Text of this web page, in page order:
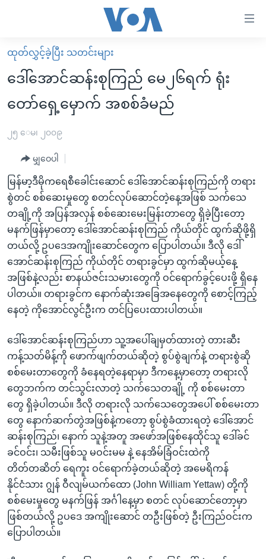
လွယ်ကူ
စေ
သည့်
များ
အကြောင်းအရာ
သို့
ကျော်
ကြည့်
ညွန်း
စာမျက်နှာ
ကျော်
ကြည့်
နေရာ
ကျော်
မူလစာမျက်နှာ
မြန်မာ
ကမ္ဘာ့သတင်းများ
အစ္စရေး-ပါလက်စတိုင်း
ရပ်ဝန်းတခု လမ်းတခု အလွန်
အင်္ဂလိပ်စာလေ့လာမယ်
အမေရိကန်သုံးအီဒီယံ
မကြေးမုံရဲ့ အင်္ဂလိပ်စာ
ရုပ်ရှင်ထဲက အင်္ဂလိပ်စာ
သုတပဒေသာ အင်္ဂလိပ်စာ
အပတ်စဉ်ကဏ္ဍများ
ရေဒီယို
တီဗွီ
ရေဒီယိုနှင့်ရုပ်သံ အချက်အလက်များ
ရေဒီယို/တီဗွီအစီအစဉ်
Learning English
ဗွီအိုအေ လူမှုကွန်ယက်များ
ဘာသာစကားများ
ထုတ်လွှင့်ခဲ့ပြီး သတင်းများ
ဒေါ်အောင်ဆန်းစုကြည် မေ၂၆ရက် ရုံး
တော်ရှေ့မှောက် အစစ်ခံမည်
၂၅ ေမ၊ ၂၀၀၉
မျှဝေပါ
မြန်မာ့ဒီမိုကရေစီခေါင်းဆောင် ဒေါ်အောင်ဆန်းစုကြည်ကို တရား
စွဲတင် စစ်ဆေးမှုတွေ စတင်လုပ်ဆောင်တဲ့နေ့အဖြစ် သက်သေ
တချို့ကို အပြန်အလှန် စစ်ဆေးမေးမြန်းတာတွေ ရှိခဲ့ပြီးတော့
မနက်ဖြန်မှာတော့ ဒေါ်အောင်ဆန်းစုကြည် ကိုယ်တိုင် ထွက်ဆိုဖို့ရှိ
တယ်လို့ ဥပဒေအကျိုးဆောင်တွေက ပြောပါတယ်။ ဒီလို ဒေါ်
အောင်ဆန်းစုကြည် ကိုယ်တိုင် တရားခွင်မှာ ထွက်ဆိုမယ့်နေ့
အဖြစ်နဲ့လည်း စာနယ်ဇင်းသမားတွေကို ဝင်ရောက်ခွင့်ပေးဖို့ ရှိနေ
ပါတယ်။ တရားခွင်က နောက်ဆုံးအခြေအနေတွေကို စောင့်ကြည့်
နေတဲ့ ကိုအောင်လွင်ဦးက တင်ပြပေးထားပါတယ်။
ဒေါ်အောင်ဆန်းစုကြည်ဟာ သူ့အပေါ်ချမှတ်ထားတဲ့ တားဆီး
ကန့်သတ်မိန့်ကို ဖောက်ဖျက်တယ်ဆိုတဲ့ စွပ်စွဲချက်နဲ့ တရားစွဲဆို
စစ်မေးတာတွေကို ခံနေရတဲ့နေရာမှာ ဒီကနေ့မှာတော့ တရားလို
တွေဘက်က တင်သွင်းလာတဲ့ သက်သေတချို့ ကို စစ်မေးတာ
တွေ ရှိခဲ့ပါတယ်။ ဒီလို တရားလို သက်သေတွေအပေါ် စစ်မေးတာ
တွေ နောက်ဆက်တွဲအဖြစ်နဲ့ကတော့ စွပ်စွဲခံထားရတဲ့ ဒေါ်အောင်
ဆန်းစုကြည်၊ နောက် သူနဲ့အတူ အဖော်အဖြစ်နေထိုင်သူ ဒေါ်ခင်
ခင်ဝင်း၊ သမီးဖြစ်သူ မဝင်းမမ နဲ့ နေအိမ်ခြံဝင်းထဲကို
တိတ်တဆိတ် ရေကူး ဝင်ရောက်ခဲ့တယ်ဆိုတဲ့ အမေရိကန်
နိုင်ငံသား ဂျွန် ဝီလျမ်ယက်ထော (John William Yettaw) တို့ကို
စစ်မေးမှုတွေ မနက်ဖြန် အင်္ဂါနေ့မှာ စတင် လုပ်ဆောင်တော့မှာ
ဖြစ်တယ်လို့ ဥပဒေ အကျိုးဆောင် တဦးဖြစ်တဲ့ ဦးကြည်ဝင်းက
ပြောပါတယ်။